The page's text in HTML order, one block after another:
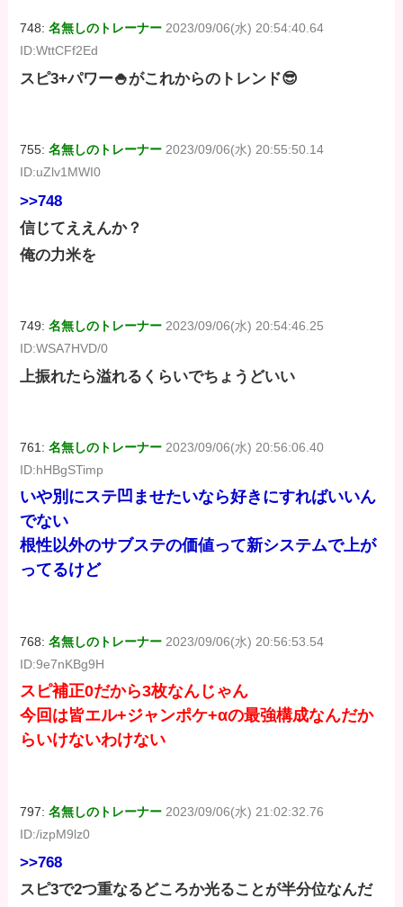
748:名無しのトレーナー 2023/09/06(水) 20:54:40.64
ID:WttCFf2Ed
スピ3+パワー🍚がこれからのトレンド😎
755:名無しのトレーナー 2023/09/06(水) 20:55:50.14
ID:uZlv1MWI0
>>748
信じてええんか？
俺の力米を
749:名無しのトレーナー 2023/09/06(水) 20:54:46.25
ID:WSA7HVD/0
上振れたら溢れるくらいでちょうどいい
761:名無しのトレーナー 2023/09/06(水) 20:56:06.40
ID:hHBgSTimp
いや別にステ凹ませたいなら好きにすればいいん
でない
根性以外のサブステの価値って新システムで上が
ってるけど
768:名無しのトレーナー 2023/09/06(水) 20:56:53.54
ID:9e7nKBg9H
スピ補正0だから3枚なんじゃん
今回は皆エル+ジャンポケ+αの最強構成なんだか
らいけないわけない
797:名無しのトレーナー 2023/09/06(水) 21:02:32.76
ID:/izpM9lz0
>>768
スピ3で2つ重なるどころか光ることが半分位なんだ